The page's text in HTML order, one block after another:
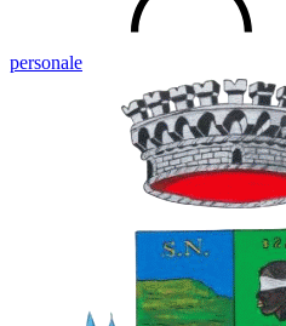
personale